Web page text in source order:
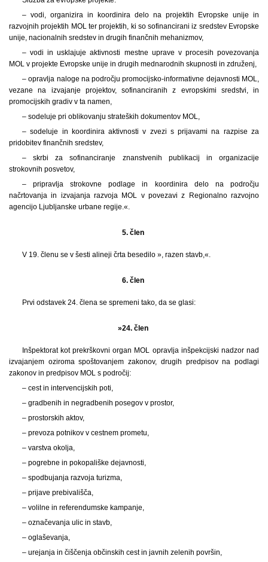
– vodi, organizira in koordinira delo na projektih Evropske unije in
razvojnih projektih MOL ter projektih, ki so sofinancirani iz sredstev Evropske
unije, nacionalnih sredstev in drugih finančnih mehanizmov,
– vodi in usklajuje aktivnosti mestne uprave v procesih povezovanja
MOL v projekte Evropske unije in drugih mednarodnih skupnosti in združenj,
– opravlja naloge na področju promocijsko-informativne dejavnosti MOL,
vezane na izvajanje projektov, sofinanciranih z evropskimi sredstvi, in
promocijskih gradiv v ta namen,
– sodeluje pri oblikovanju strateških dokumentov MOL,
– sodeluje in koordinira aktivnosti v zvezi s prijavami na razpise za
pridobitev finančnih sredstev,
– skrbi za sofinanciranje znanstvenih publikacij in organizacije
strokovnih posvetov,
– pripravlja strokovne podlage in koordinira delo na področju
načrtovanja in izvajanja razvoja MOL v povezavi z Regionalno razvojno
agencijo Ljubljanske urbane regije.«.
5. člen
V 19. členu se v šesti alineji črta besedilo », razen stavb,«.
6. člen
Prvi odstavek 24. člena se spremeni tako, da se glasi:
»24. člen
Inšpektorat kot prekrškovni organ MOL opravlja inšpekcijski nadzor nad
izvajanjem oziroma spoštovanjem zakonov, drugih predpisov na podlagi
zakonov in predpisov MOL s področij:
– cest in intervencijskih poti,
– gradbenih in negradbenih posegov v prostor,
– prostorskih aktov,
– prevoza potnikov v cestnem prometu,
– varstva okolja,
– pogrebne in pokopališke dejavnosti,
– spodbujanja razvoja turizma,
– prijave prebivališča,
– volilne in referendumske kampanje,
– označevanja ulic in stavb,
– oglaševanja,
– urejanja in čiščenja občinskih cest in javnih zelenih površin,